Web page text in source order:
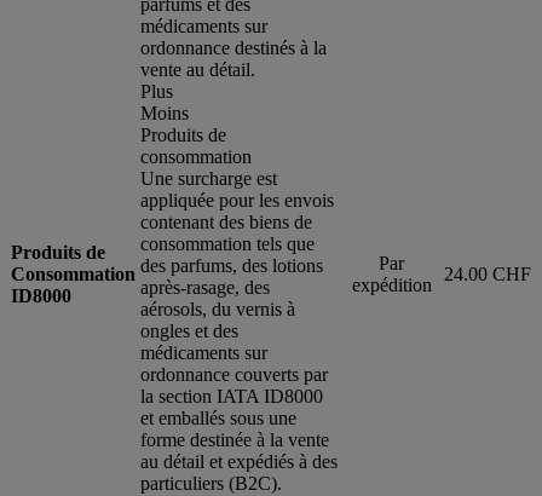
Produits de
Consommation
ID8000
parfums et des
médicaments sur
ordonnance destinés à la
vente au détail.
Plus
Moins
Produits de
consommation
Une surcharge est
appliquée pour les envois
contenant des biens de
consommation tels que
des parfums, des lotions
après-rasage, des
aérosols, du vernis à
ongles et des
médicaments sur
ordonnance couverts par
la section IATA ID8000
et emballés sous une
forme destinée à la vente
au détail et expédiés à des
particuliers (B2C).
Par
expédition
24.00 CHF